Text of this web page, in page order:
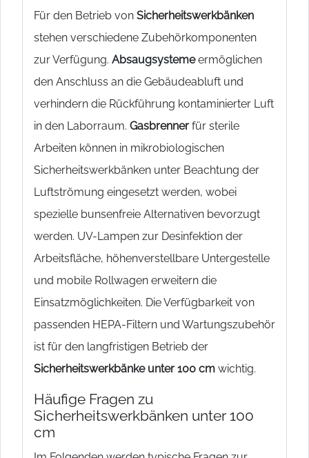
Für den Betrieb von Sicherheitswerkbänken
stehen verschiedene Zubehörkomponenten
zur Verfügung. Absaugsystemeermöglichen
den Anschluss an die Gebäudeabluft und
verhindern die Rückführung kontaminierter Luft
in den Laborraum. Gasbrenner für sterile
Arbeiten können in mikrobiologischen
Sicherheitswerkbänken unter Beachtung der
Luftströmung eingesetzt werden, wobei
spezielle bunsenfreie Alternativen bevorzugt
werden. UV-Lampen zur Desinfektion der
Arbeitsfläche, höhenverstellbare Untergestelle
und mobile Rollwagen erweitern die
Einsatzmöglichkeiten. Die Verfügbarkeit von
passenden HEPA-Filtern und Wartungszubehör
ist für den langfristigen Betrieb der
Sicherheitswerkbänke unter 100 cm wichtig.
Häufige Fragen zu
Sicherheitswerkbänken unter 100
cm